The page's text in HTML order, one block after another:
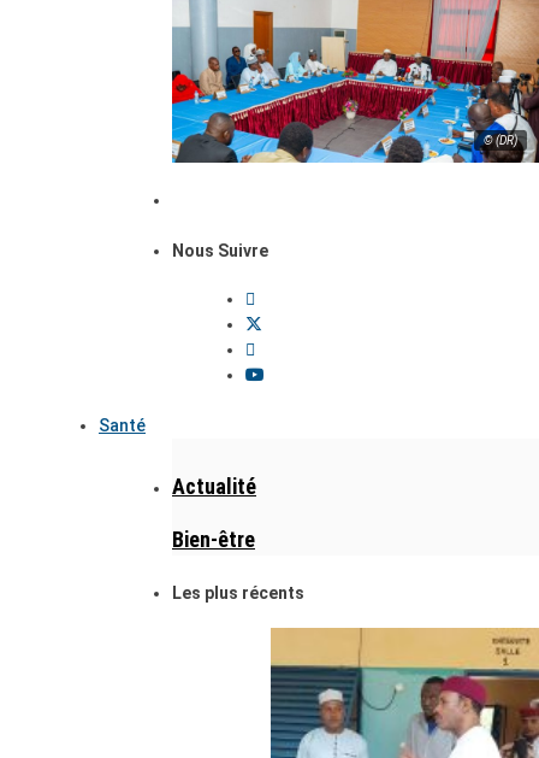
© (DR)
Nous Suivre
Santé
Actualité
Bien-être
Les plus récents